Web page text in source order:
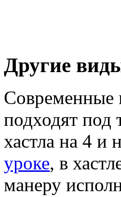
Другие
Современные
подходят под
хастла на 4 и
уроке, в
манеру